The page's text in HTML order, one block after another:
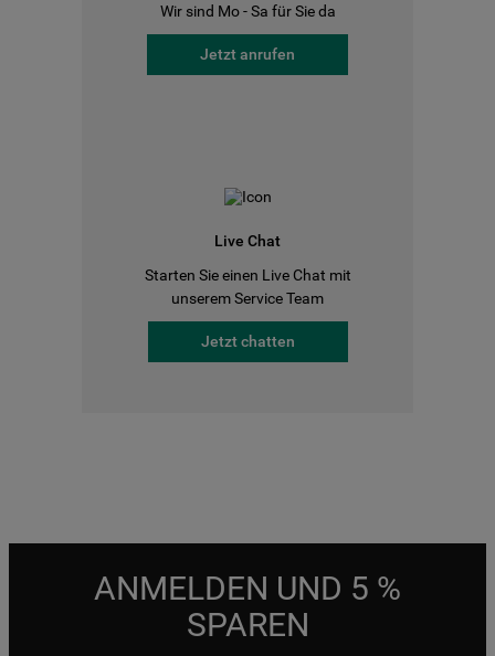
Wir sind Mo - Sa für Sie da
Jetzt anrufen
Live Chat
Starten Sie einen Live Chat mit
unserem Service Team
Jetzt chatten
ANMELDEN UND 5 %
SPAREN